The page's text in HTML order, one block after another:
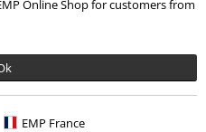
Online Shop for customers from
EMP France